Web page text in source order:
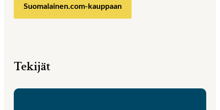
Suomalainen.com-kauppaan
Tekijät